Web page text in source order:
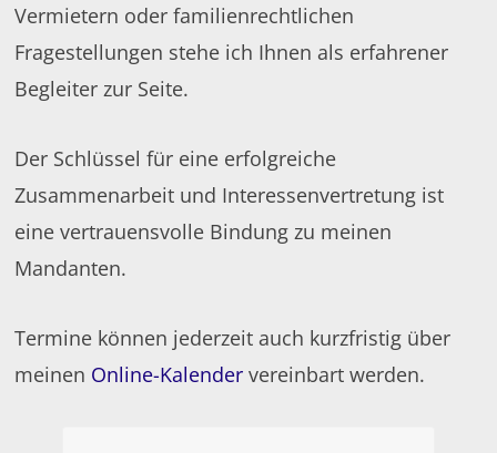
Vermietern oder familienrechtlichen
Fragestellungen stehe ich Ihnen als erfahrener
Begleiter zur Seite.
Der Schlüssel für eine erfolgreiche
Zusammenarbeit und Interessenvertretung ist
eine vertrauensvolle Bindung zu meinen
Mandanten.
Termine können jederzeit auch kurzfristig über
meinen Online-Kalender vereinbart werden.